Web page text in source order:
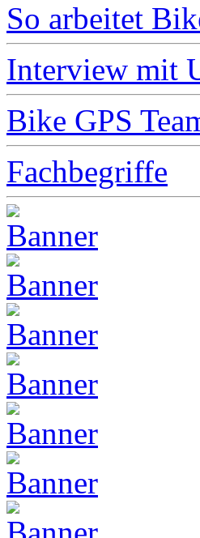
So arbeitet
Interview mit
Bike GPS
Fachbegriffe